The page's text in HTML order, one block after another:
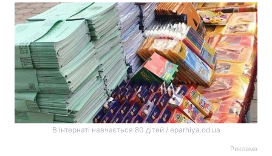
В інтернаті навчається 80 дітей / eparhiya.od.ua
Реклама